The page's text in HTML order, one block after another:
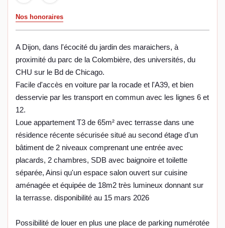
Nos honoraires
A Dijon, dans l'écocité du jardin des maraichers, à
proximité du parc de la Colombière, des universités, du
CHU sur le Bd de Chicago.
Facile d'accès en voiture par la rocade et l'A39, et bien
desservie par les transport en commun avec les lignes 6 et
12.
Loue appartement T3 de 65m² avec terrasse dans une
résidence récente sécurisée situé au second étage d'un
bâtiment de 2 niveaux comprenant une entrée avec
placards, 2 chambres, SDB avec baignoire et toilette
séparée, Ainsi qu'un espace salon ouvert sur cuisine
aménagée et équipée de 18m2 très lumineux donnant sur
la terrasse. disponibilité au 15 mars 2026
Possibilité de louer en plus une place de parking numérotée